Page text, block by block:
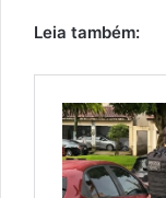
Leia também: